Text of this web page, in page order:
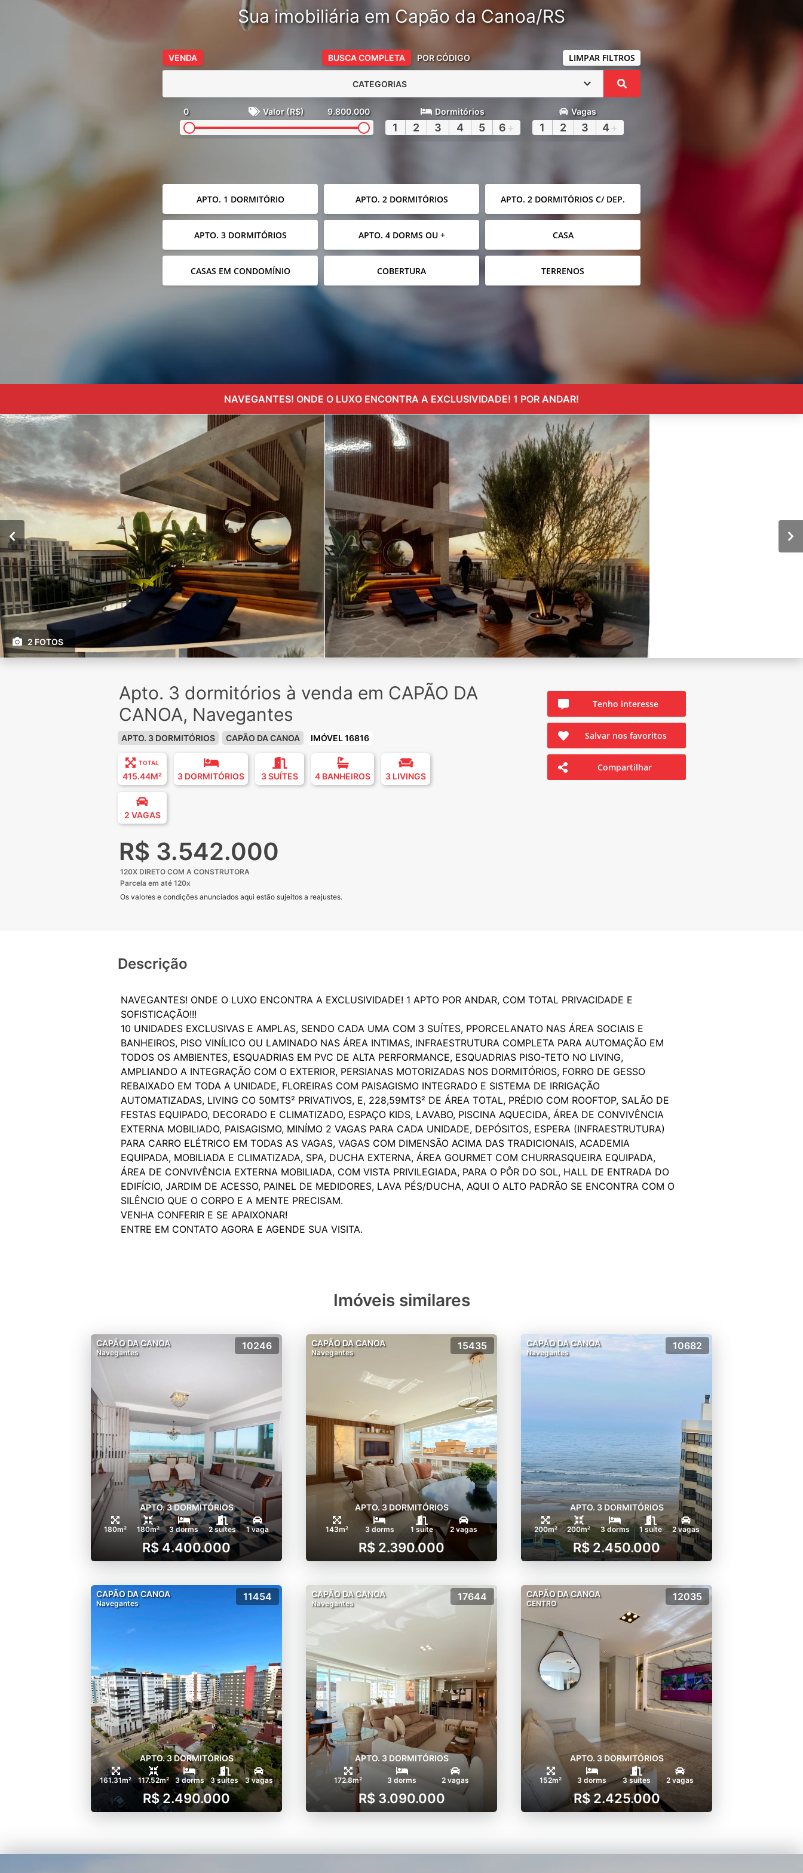
Sua imobiliária em Capão da Canoa/RS
VENDA BUSCA COMPLETA POR CÓDIGO LIMPAR FILTROS
CATEGORIAS
0 Valor (R$) 9.800.000 Dormitórios
1 2 3 4 5 6 +
Vagas
1 2 3 4 +
APTO. 1 DORMITÓRIO APTO. 2 DORMITÓRIOS APTO. 2 DORMITÓRIOS C/ DEP.
APTO. 3 DORMITÓRIOS APTO. 4 DORMS OU + CASA
CASAS EM CONDOMÍNIO COBERTURA TERRENOS
NAVEGANTES! ONDE O LUXO ENCONTRA A EXCLUSIVIDADE! 1 POR ANDAR!
2 FOTOS
Apto. 3 dormitórios à venda em CAPÃO DA
CANOA, Navegantes
APTO. 3 DORMITÓRIOS CAPÃO DA CANOA IMÓVEL 16816
TOTAL
415.44M² 3 DORMITÓRIOS 3 SUÍTES 4 BANHEIROS 3 LIVINGS
2 VAGAS
R$ 3.542.000
120X DIRETO COM A CONSTRUTORA
Parcela em até 120x
Os valores e condições anunciados aqui estão sujeitos a reajustes.
Tenho interesse
Salvar nos favoritos
Compartilhar
Descrição
NAVEGANTES! ONDE O LUXO ENCONTRA A EXCLUSIVIDADE! 1 APTO POR ANDAR, COM TOTAL PRIVACIDADE E
SOFISTICAÇÃO!!!
10 UNIDADES EXCLUSIVAS E AMPLAS, SENDO CADA UMA COM 3 SUÍTES, PPORCELANATO NAS ÁREA SOCIAIS E
BANHEIROS, PISO VINÍLICO OU LAMINADO NAS ÁREA INTIMAS, INFRAESTRUTURA COMPLETA PARA AUTOMAÇÃO EM
TODOS OS AMBIENTES, ESQUADRIAS EM PVC DE ALTA PERFORMANCE, ESQUADRIAS PISO-TETO NO LIVING,
AMPLIANDO A INTEGRAÇÃO COM O EXTERIOR, PERSIANAS MOTORIZADAS NOS DORMITÓRIOS, FORRO DE GESSO
REBAIXADO EM TODA A UNIDADE, FLOREIRAS COM PAISAGISMO INTEGRADO E SISTEMA DE IRRIGAÇÃO
AUTOMATIZADAS, LIVING CO 50MTS² PRIVATIVOS, E, 228,59MTS² DE ÁREA TOTAL, PRÉDIO COM ROOFTOP, SALÃO DE
FESTAS EQUIPADO, DECORADO E CLIMATIZADO, ESPAÇO KIDS, LAVABO, PISCINA AQUECIDA, ÁREA DE CONVIVÊNCIA
EXTERNA MOBILIADO, PAISAGISMO, MINÍMO 2 VAGAS PARA CADA UNIDADE, DEPÓSITOS, ESPERA (INFRAESTRUTURA)
PARA CARRO ELÉTRICO EM TODAS AS VAGAS, VAGAS COM DIMENSÃO ACIMA DAS TRADICIONAIS, ACADEMIA
EQUIPADA, MOBILIADA E CLIMATIZADA, SPA, DUCHA EXTERNA, ÁREA GOURMET COM CHURRASQUEIRA EQUIPADA,
ÁREA DE CONVIVÊNCIA EXTERNA MOBILIADA, COM VISTA PRIVILEGIADA, PARA O PÔR DO SOL, HALL DE ENTRADA DO
EDIFÍCIO, JARDIM DE ACESSO, PAINEL DE MEDIDORES, LAVA PÉS/DUCHA, AQUI O ALTO PADRÃO SE ENCONTRA COM O
SILÊNCIO QUE O CORPO E A MENTE PRECISAM.
VENHA CONFERIR E SE APAIXONAR!
Imóveis similares
CAPÃO DA CANOA
Navegantes
10246
APTO. 3 DORMITÓRIOS
180m² 180m² 3 dorms 2 suítes 1 vaga
R$ 4.400.000
CAPÃO DA CANOA
Navegantes
15435
APTO. 3 DORMITÓRIOS
143m² 3 dorms 1 suíte 2 vagas
R$ 2.390.000
CAPÃO DA CANOA
Navegantes
10682
APTO. 3 DORMITÓRIOS
200m² 200m² 3 dorms 1 suíte 2 vagas
R$ 2.450.000
CAPÃO DA CANOA
Navegantes
11454
APTO. 3 DORMITÓRIOS
161.31m² 117.52m² 3 dorms 3 suítes 3 vagas
R$ 2.490.000
CAPÃO DA CANOA
Navegantes
17644
APTO. 3 DORMITÓRIOS
172.8m² 3 dorms 2 vagas
R$ 3.090.000
CAPÃO DA CANOA
CENTRO
12035
APTO. 3 DORMITÓRIOS
152m² 3 dorms 3 suítes 2 vagas
R$ 2.425.000